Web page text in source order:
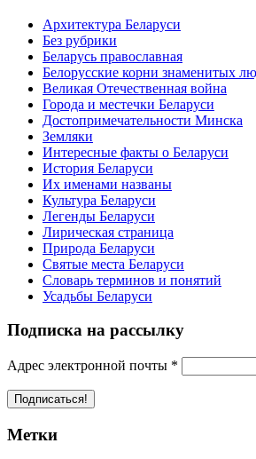
Архитектура Беларуси
Без рубрики
Беларусь православная
Белорусские корни знаменитых
Великая Отечественная война
Города и местечки Беларуси
Достопримечательности Минска
Земляки
Интересные факты о Беларуси
История Беларуси
Их именами названы
Культура Беларуси
Легенды Беларуси
Лирическая страница
Природа Беларуси
Святые места Беларуси
Словарь терминов и понятий
Усадьбы Беларуси
Подписка на рассылку
Адрес электронной почты *
Метки